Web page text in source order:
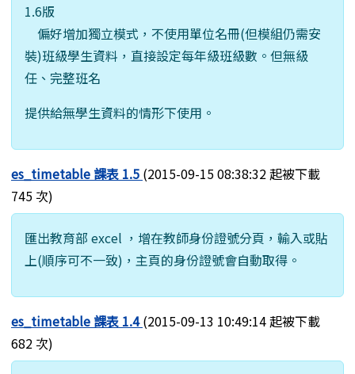
1.6版
偏好增加獨立模式，不使用單位名冊(但模組仍需安
裝)班級學生資料，直接設定每年級班級數。但無級
任、完整班名
提供給無學生資料的情形下使用。
es_timetable 課表 1.5 (2015-09-15 08:38:32 起被下載
745 次)
匯出教育部 excel ，增在教師身份證號分頁，輸入或貼
上(順序可不一致)，主頁的身份證號會自動取得。
es_timetable 課表 1.4(2015-09-13 10:49:14 起被下載
682 次)